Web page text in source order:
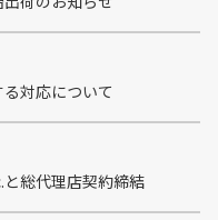
対応について
総代理店契約締結